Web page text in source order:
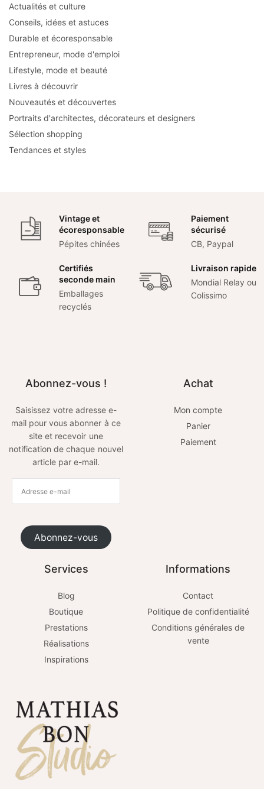
Actualités et culture
Conseils, idées et astuces
Durable et écoresponsable
Entrepreneur, mode d'emploi
Lifestyle, mode et beauté
Livres à découvrir
Nouveautés et découvertes
Portraits d'architectes, décorateurs et designers
Sélection shopping
Tendances et styles
Vintage et
écoresponsable
Pépites chinées
Paiement
sécurisé
CB, Paypal
Certifiés
seconde main
Emballages
recyclés
Livraison rapide
Mondial Relay ou
Colissimo
Abonnez-vous !
Saisissez votre adresse e-
mail pour vous abonner à ce
site et recevoir une
notification de chaque nouvel
article par e-mail.
Abonnez-vous
Achat
Mon compte
Panier
Paiement
Services
Blog
Boutique
Prestations
Réalisations
Inspirations
Informations
Contact
Politique de confidentialité
Conditions générales de
vente